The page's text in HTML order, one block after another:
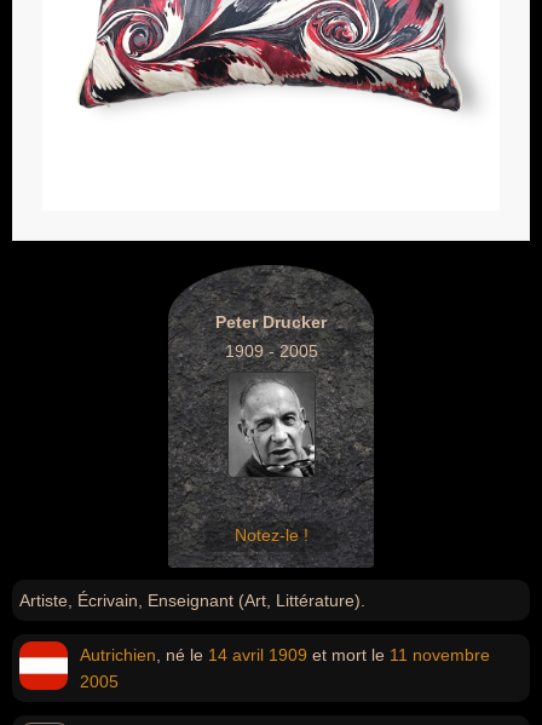
Peter Drucker
1909 - 2005
Notez-le !
Artiste, Écrivain, Enseignant (Art, Littérature).
Autrichien , né le 14 avril 1909 et mort le 11 novembre
2005